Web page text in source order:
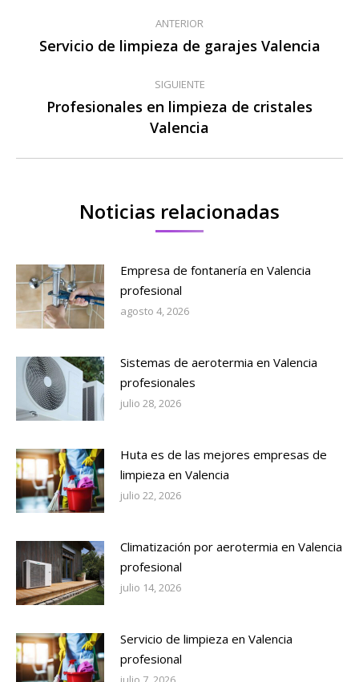
Navegación
entre
publicaciones
ANTERIOR
Publicación
Servicio de limpieza de garajes Valencia
SIGUIENTE
Publicación
siguiente:
Profesionales en limpieza de cristales
Valencia
Noticias relacionadas
Empresa de fontanería en Valencia
profesional
agosto 4, 2026
Sistemas de aerotermia en Valencia
profesionales
julio 28, 2026
Huta es de las mejores empresas de
limpieza en Valencia
julio 22, 2026
Climatización por aerotermia en Valencia
profesional
julio 14, 2026
Servicio de limpieza en Valencia
profesional